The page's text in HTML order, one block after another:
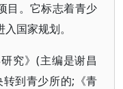
目。它标志着青少
国家规划。
究》(主编是谢昌
到青少所的;《青